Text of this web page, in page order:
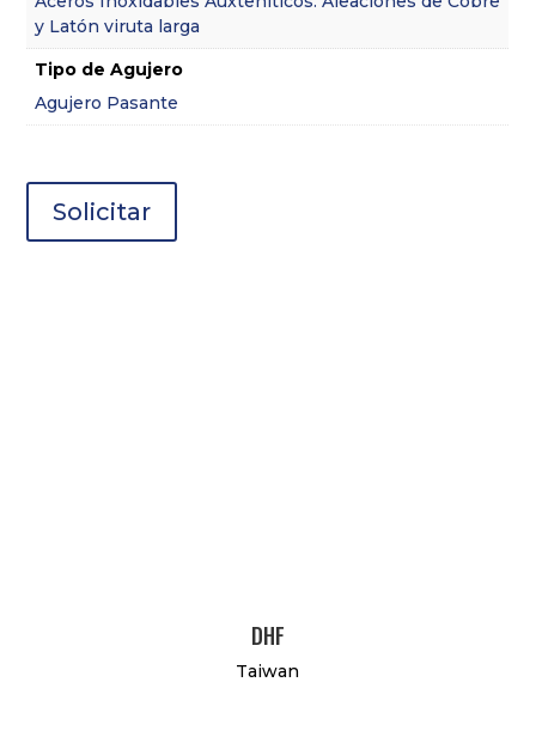
y Latón viruta larga
Tipo de Agujero
Agujero Pasante
Solicitar
DHF
Taiwan